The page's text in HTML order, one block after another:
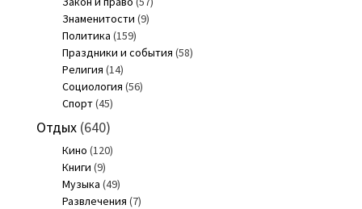
Знаменитости (9)
Политика (159)
Праздники и события (58)
Религия (14)
Социология (56)
Спорт(45)
Отдых(640)
Кино (120)
Книги (9)
Музыка (49)
Развлечения (7)